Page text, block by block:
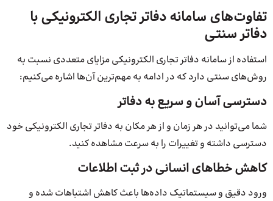
تفاوت‌های سامانه دفاتر تجاری الکترونیکی با
دفاتر سنتی
استفاده از سامانه دفاتر تجاری الکترونیکی مزایای متعددی نسبت به
روش‌های سنتی دارد که در ادامه به مهم‌ترین آن‌ها اشاره می‌کنیم:
دسترسی آسان و سریع به دفاتر
شما می‌توانید در هر زمان و از هر مکان به دفاتر تجاری الکترونیکی خود
دسترسی داشته و تغییرات را به سرعت مشاهده کنید.
کاهش خطاهای انسانی در ثبت اطلاعات
ورود دقیق و سیستماتیک داده‌ها باعث کاهش اشتباهات شده و